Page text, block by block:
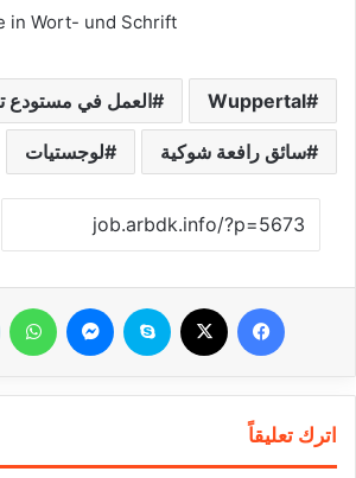
in Wort- und Schrift
Wuppertal العمل في مستودع
سائق رافعة شوكية لوجستيات
اترك تعليقاً